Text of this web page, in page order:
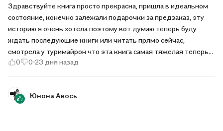
Здравствуйте книга просто прекрасна, пришла в идеальном
состояние, конечно залежали подарочки за предзаказ, эту
историю я очень хотела поэтому вот думаю теперь буду
ждать последующие книги или читать прямо сейчас,
смотрела у туримайрон что эта книга самая тяжелая теперь
поэтому хочу читать всё комплектом, спасибо большое за
0 0 23 дня назад
Юнона Авось